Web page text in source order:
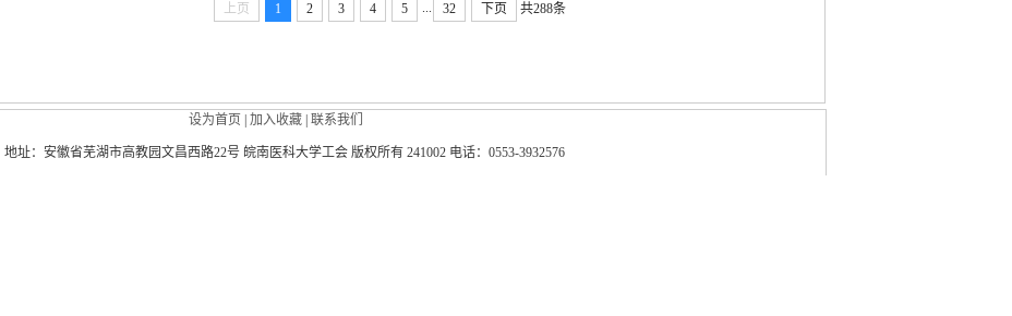
上页 1 2 3 4 5 32 下页 共288条
设为首页 加入收藏 联系我们
地址：安徽省芜湖市高教园文昌西路22号 皖南医科大学工会 版权所有 241002 电话：0553-3932576